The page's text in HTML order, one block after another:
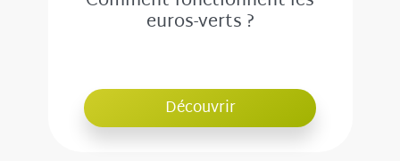
euros-verts ?
Découvrir